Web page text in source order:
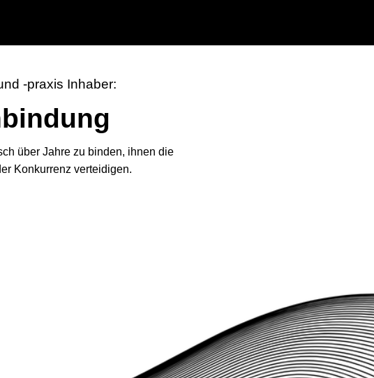
-praxis Inhaber:
über Jahre zu binden, ihnen die
Konkurrenz verteidigen.